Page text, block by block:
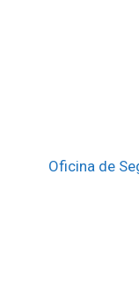
Oficina de